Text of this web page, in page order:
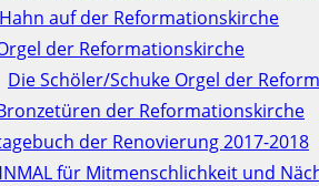
auf der Reformationskirche
der Reformationskirche
Die Schöler/Schuke Orgel der
der Reformationskirche
der Renovierung 2017-2018
für Mitmenschlichkeit und